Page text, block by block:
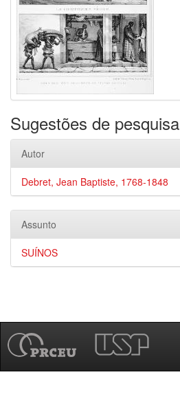
Sugestões de pesquisa
Autor
Debret, Jean Baptiste, 1768-1848
Assunto
SUÍNOS